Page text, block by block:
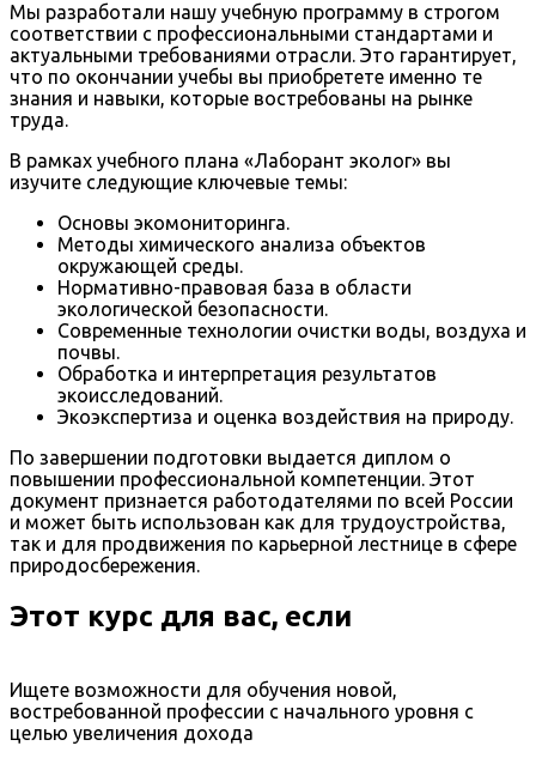
Мы разработали нашу учебную программу в строгом
соответствии с профессиональными стандартами и
актуальными требованиями отрасли. Это гарантирует,
что по окончании учебы вы приобретете именно те
знания и навыки, которые востребованы на рынке
труда.
В рамках учебного плана «Лаборант эколог» вы
изучите следующие ключевые темы:
Основы экомониторинга.
Методы химического анализа объектов
окружающей среды.
Нормативно-правовая база в области
экологической безопасности.
Современные технологии очистки воды, воздуха и
почвы.
Обработка и интерпретация результатов
экоисследований.
Экоэкспертиза и оценка воздействия на природу.
По завершении подготовки выдается диплом о
повышении профессиональной компетенции. Этот
документ признается работодателями по всей России
и может быть использован как для трудоустройства,
так и для продвижения по карьерной лестнице в сфере
природосбережения.
Этот курс для вас, если
Ищете возможности для обучения новой,
востребованной профессии с начального уровня с
целью увеличения дохода